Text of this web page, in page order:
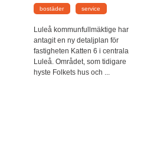
bostäder service
Luleå kommunfullmäktige har
antagit en ny detaljplan för
fastigheten Katten 6 i centrala
Luleå. Området, som tidigare
hyste Folkets hus och ...